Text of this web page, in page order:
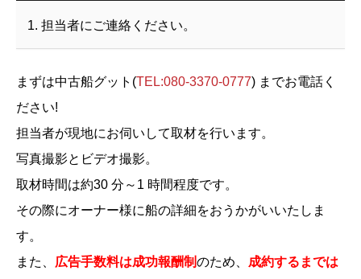
1. 担当者にご連絡ください。
まずは中古船グット(TEL:080-3370-0777) までお電話く
ださい!
担当者が現地にお伺いして取材を行います。
写真撮影とビデオ撮影。
取材時間は約30 分～1 時間程度です。
その際にオーナー様に船の詳細をおうかがいいたしま
す。
また、 広告手数料は成功報酬制のため、 成約するまでは